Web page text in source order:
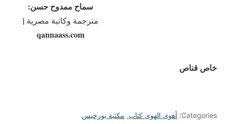
سماح ممدوح حسن:
مترجمة وكاتبة مصرية |
qannaass.com
خاص قناص
Categories: أهوى الهوى كتاب, مكتبة بورخيس